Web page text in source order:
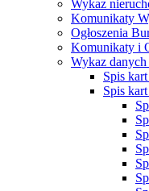
Wykaz
Komunikaty
Ogłoszenia
Komunikaty i
Wykaz
Spis
Spis